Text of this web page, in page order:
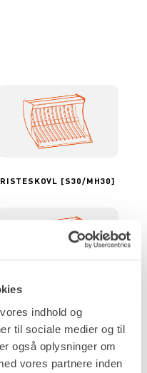
indhold og
til sociale medier og til
også oplysninger om
vores partnere inden
RISTESKOVL [S30/MH30]